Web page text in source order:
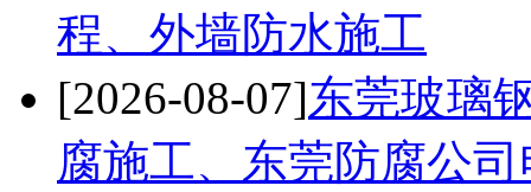
程、外墙防水施工
[2026-08-07]东莞玻璃
腐施工、东莞防腐公